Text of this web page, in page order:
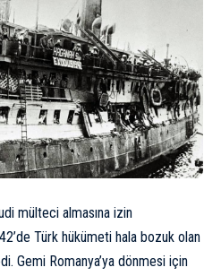
mülteci almasına izin
Türk hükümeti hala bozuk olan
Gemi Romanya’ya dönmesi için